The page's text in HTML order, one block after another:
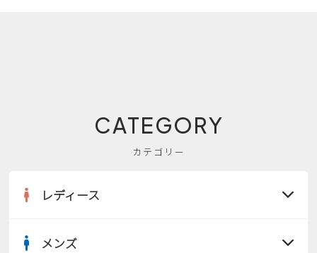
CATEGORY
カテゴリー
レディース
メンズ